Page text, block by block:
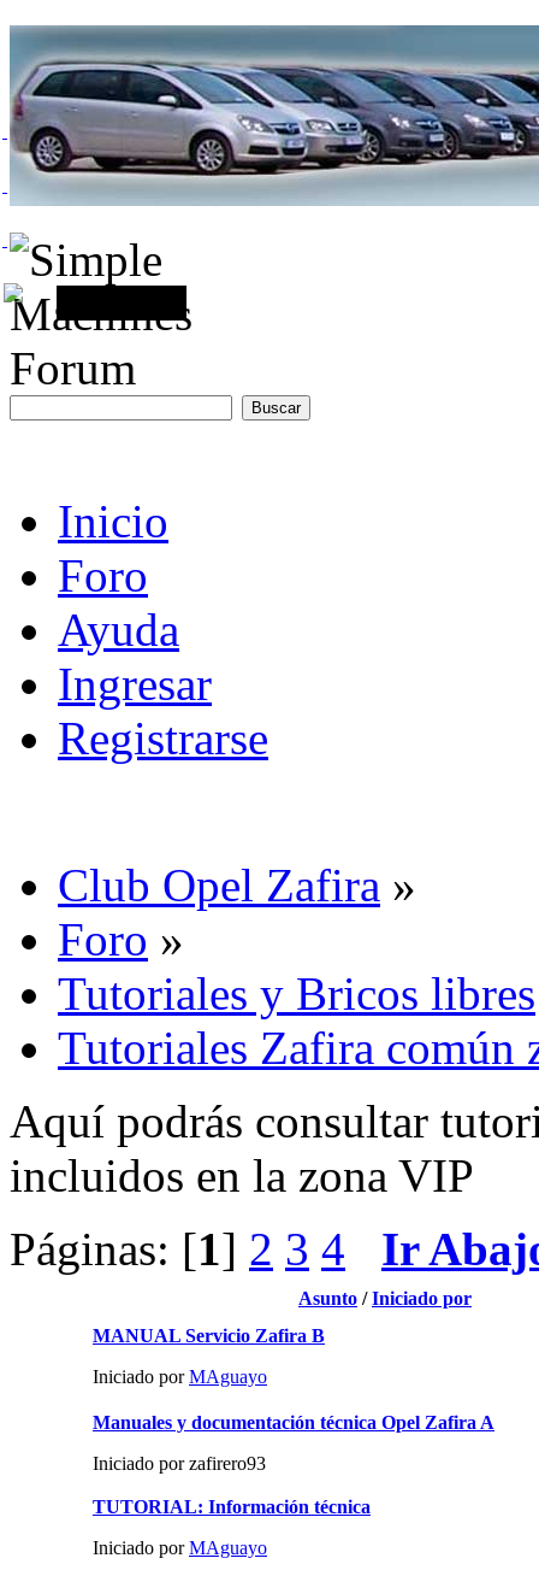
Inicio
Foro
Ayuda
Ingresar
Registrarse
Club Opel Zafira »
Foro »
Tutoriales y Bricos libres
Tutoriales Zafira común
Aquí podrás consultar
incluidos en la zona VIP
Páginas: [1] 2 3 4 Ir
Asunto /Iniciado por
MANUAL Servicio Zafira B
Iniciado porMAguayo
Manuales y documentación técnica Opel Zafira A
Iniciado por zafirero93
TUTORIAL: Información técnica
Iniciado porMAguayo